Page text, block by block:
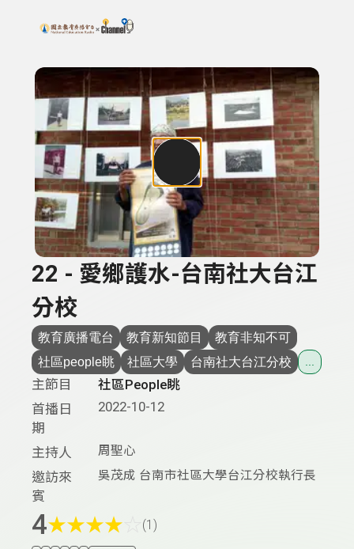
上方功能區塊
搜尋關鍵字：可輸入節目名稱、主持人或關鍵字
22 - 愛鄉護水-台南社大台江
分校
教育廣播電台 教育新知節目
教育非知不可
社區people眺
社區大學 台南社大台江分校 ...
主節目
社區People眺
首播日
期
2022-10-12
主持人 周聖心
邀訪來
賓
吳茂成 台南市社區大學台江分校執行長
4★★★★ (1)